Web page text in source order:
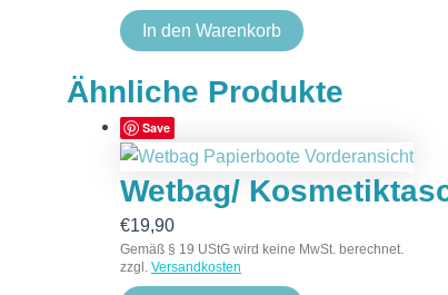
In den Warenkorb
Ähnliche Produkte
Save
Wetbag/
€19,90
Gemäß § 19 UStG wird keine MwSt. berechnet.
zzgl. Versandkosten